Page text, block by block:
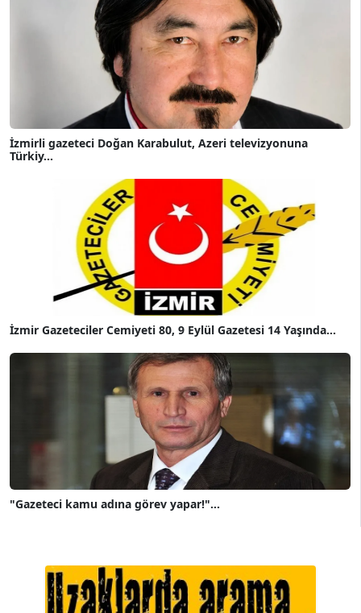
İzmirli gazeteci Doğan Karabulut, Azeri televizyonuna
Türkiy...
İzmir Gazeteciler Cemiyeti 80, 9 Eylül Gazetesi 14 Yaşında...
"Gazeteci kamu adına görev yapar!"...